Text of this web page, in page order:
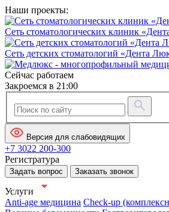
Наши проекты:
Сеть стоматологических клиник
Сеть детских стоматологий «Дента
Сейчас работаем
Закроемся в 21:00
Версия для слабовидящих
+7 3022 200-300
Регистратура
Задать вопрос Заказать звонок
Услуги
Anti-age медицина Check-up